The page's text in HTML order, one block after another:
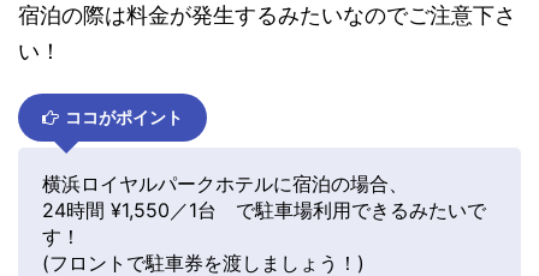
宿泊の際は料金が発生するみたいなのでご注意下さ
い！
ココがポイント
横浜ロイヤルパークホテルに宿泊の場合、
24時間 ¥1,550／1台 で駐車場利用できるみたいで
す！
(フロントで駐車券を渡しましょう！)